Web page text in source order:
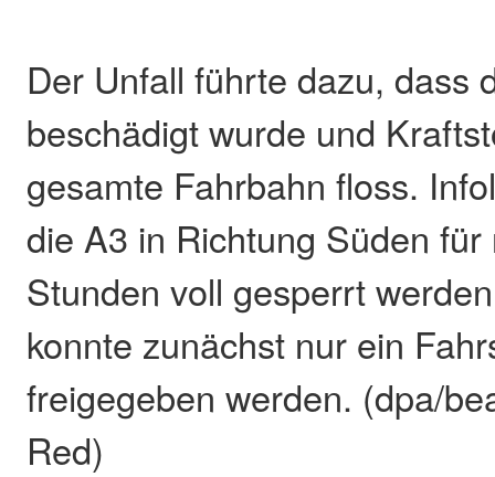
Der Unfall führte dazu, dass
beschädigt wurde und
gesamte Fahrbahn floss.
die A3 in Richtung Süden für
Stunden voll gesperrt
konnte zunächst nur ein
freigegeben werden. (dpa/
Red)